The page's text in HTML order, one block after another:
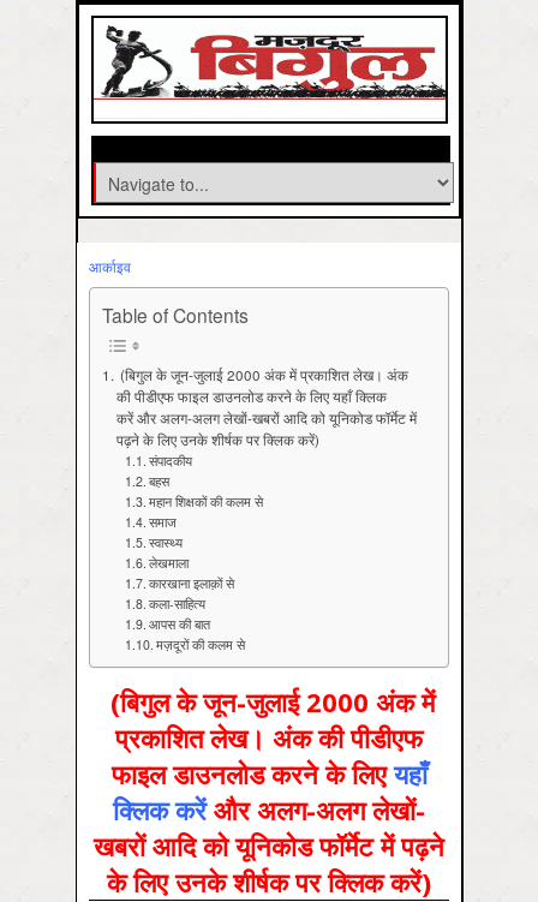
आर्काइव
Table of Contents
(बिगुल के जून-जुलाई 2000 अंक में प्रकाशित लेख। अंक
की पीडीएफ फाइल डाउनलोड करने के लिए यहाँ क्लिक
करें और अलग-अलग लेखों-खबरों आदि को यूनिकोड फॉर्मेट में
पढ़ने के लिए उनके शीर्षक पर क्लिक करें)
संपादकीय
बहस
महान शिक्षकों की कलम से
समाज
स्‍वास्‍थ्‍य
लेखमाला
कारखाना इलाक़ों से
कला-साहित्य
आपस की बात
मज़दूरों की कलम से
(बिगुल के जून-जुलाई 2000 अंक में
प्रकाशित लेख। अंक की पीडीएफ
फाइल डाउनलोड करने के लिएयहाँ
क्लिक करेंऔर अलग-अलग लेखों-
खबरों आदि को यूनिकोड फॉर्मेट में पढ़ने
के लिए उनके शीर्षक पर क्लिक करें)